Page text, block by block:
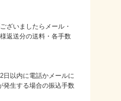
ざいましたらメール・
返送分の送料・各手数
日以内に電話かメールに
発生する場合の振込手数